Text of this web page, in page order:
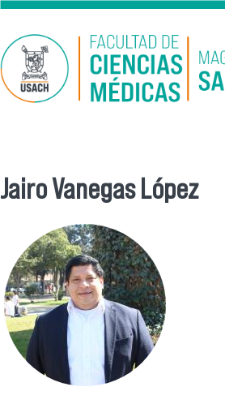
Pasar al contenido principal
Se encuentra usted aquí
Jairo Vanegas López